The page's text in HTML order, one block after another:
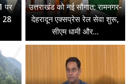
पर
28
उत्तराखंड को नई सौगात: रामनगर-
देहरादून एक्सप्रेस रेल सेवा शुरू,
सीएम धामी और...